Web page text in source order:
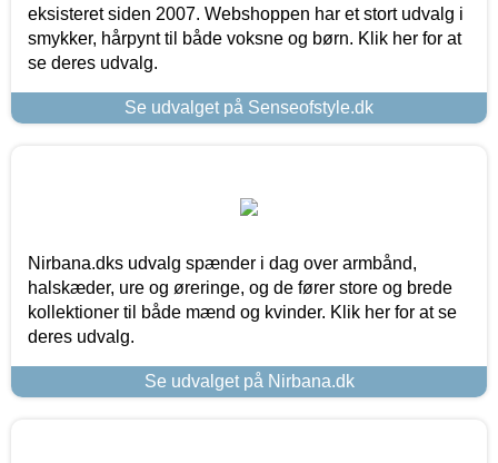
eksisteret siden 2007. Webshoppen har et stort udvalg i
smykker, hårpynt til både voksne og børn. Klik her for at
se deres udvalg.
Se udvalget på Senseofstyle.dk
Nirbana.dks udvalg spænder i dag over armbånd,
halskæder, ure og øreringe, og de fører store og brede
kollektioner til både mænd og kvinder. Klik her for at se
deres udvalg.
Se udvalget på Nirbana.dk